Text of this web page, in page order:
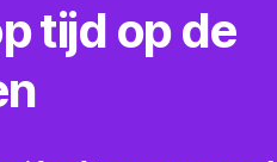
tijd op de